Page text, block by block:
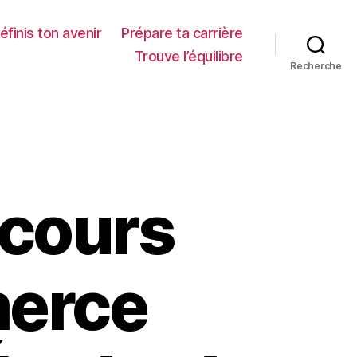
ton avenir
Prépare ta carrière
Trouve l’équilibre
Recherche